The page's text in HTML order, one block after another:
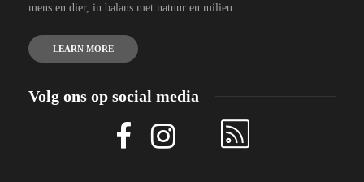
mens en dier, in balans met natuur en milieu.
LEARN MORE
Volg ons op social media